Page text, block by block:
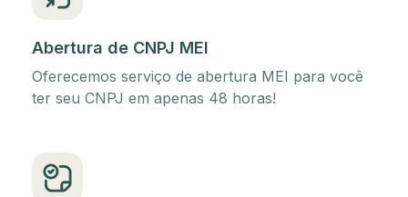
Abertura de CNPJ MEI
Oferecemos serviço de abertura MEI para você
ter seu CNPJ em apenas 48 horas!